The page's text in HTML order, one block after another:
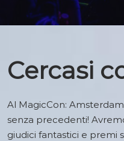
Cercasi
Al MagicCon:
senza precedenti!
giudici fantastici e premi